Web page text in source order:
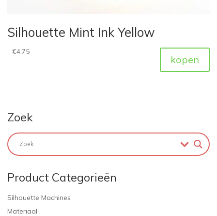
Silhouette Mint Ink Yellow
€4,75
kopen
Zoek
Product Categorieën
Silhouette Machines
Materiaal